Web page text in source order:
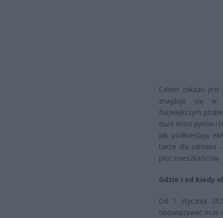
Celem zakazu
znajduje się w
Największym
duże ilości pyłów i
Jak podkreślają
także dla zdrowia
płuc mieszkańców.
Gdzie i od kiedy
Od 1 stycznia
obowiązywać